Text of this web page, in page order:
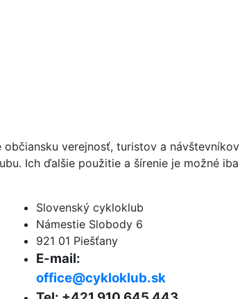
verejnosť, turistov a
Ich ďalšie použitie a šírenie je možné
Slovenský cykloklub
Námestie Slobody 6
921 01 Piešťany
E-mail:
office@cykloklub.sk